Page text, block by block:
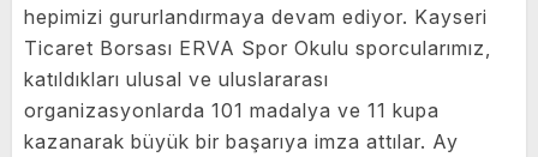
hepimizi gururlandırmaya devam ediyor. Kayseri
Ticaret Borsası ERVA Spor Okulu sporcularımız,
katıldıkları ulusal ve uluslararası
organizasyonlarda 101 madalya ve 11 kupa
kazanarak büyük bir başarıya imza attılar. Ay